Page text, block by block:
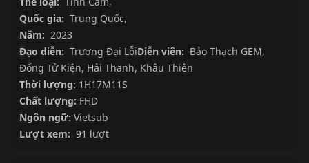
Quốc gia: Trung Quốc,
Năm: 2023
Đạo diễn: Trương Đại LỗiDiễn viên: Bảo Thạch GEM,
Đổng Tử Kiện, Hải Thanh, Khâu Thiên
Thời lượng: 1H17M11S
Chất lượng: FHD
Ngôn ngữ: Vietsub
Lượt xem: 91 lượt